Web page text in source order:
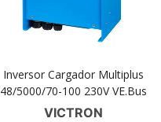
Inversor Cargador Multiplus
48/5000/70-100 230V VE.Bus
VICTRON